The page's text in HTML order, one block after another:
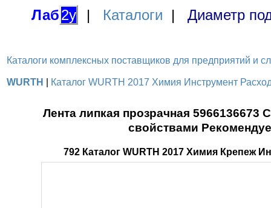
Лаб2у | Каталоги | Диаметр
Каталоги комплексных поставщиков для предприятий и
WURTH Каталог WURTH 2017 Химия Инструмент
Лента липкая прозрачная
свойствами
792 Каталог WURTH 2017 Химия Крепеж